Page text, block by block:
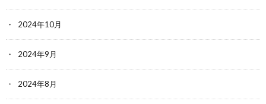
2024年10月
2024年9月
2024年8月